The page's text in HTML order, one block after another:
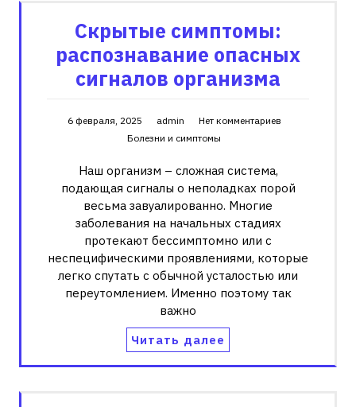
Скрытые симптомы:
распознавание опасных
сигналов организма
6 февраля, 2025 admin
Нет комментариев
Болезни и симптомы
Наш организм – сложная система,
подающая сигналы о неполадках порой
весьма завуалированно. Многие
заболевания на начальных стадиях
протекают бессимптомно или с
неспецифическими проявлениями, которые
легко спутать с обычной усталостью или
переутомлением. Именно поэтому так
важно
Читать далее